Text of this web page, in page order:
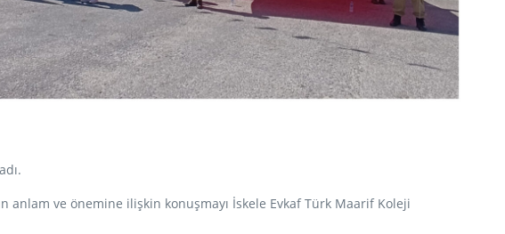
ve önemine ilişkin konuşmayı İskele Evkaf Türk Maarif Koleji